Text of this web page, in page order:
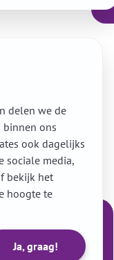
delen we de
binnen ons
ook dagelijks
sociale media,
bekijk het
hoogte te
Ja, graag!